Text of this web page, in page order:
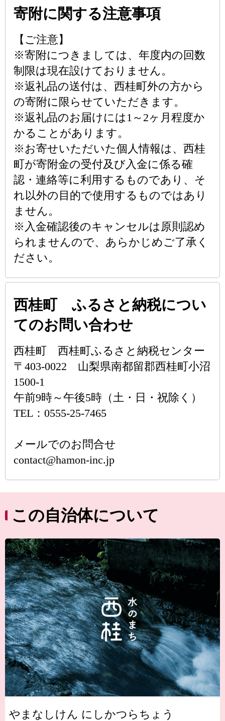
寄附に関する注意事項
【ご注意】
※寄附につきましては、年度内の回数
制限は現在設けておりません。
※返礼品の送付は、西桂町外の方から
の寄附に限らせていただきます。
※返礼品のお届けには1～2ヶ月程度か
かることがあります。
※お寄せいただいた個人情報は、西桂
町が寄附金の受付及び入金に係る確
認・連絡等に利用するものであり、そ
れ以外の目的で使用するものではあり
ません。
※入金確認後のキャンセルは原則認め
られませんので、あらかじめご了承く
ださい。
西桂町 ふるさと納税につい
てのお問い合わせ
西桂町 西桂町ふるさと納税センター
〒403-0022 山梨県南都留郡西桂町小沼
1500-1
午前9時～午後5時（土・日・祝除く）
TEL：0555-25-7465
メールでのお問合せ
contact@hamon-inc.jp
この自治体について
やまなしけん にしかつらちょう